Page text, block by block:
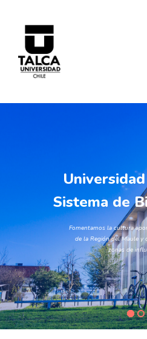
Sistema de
Fomentamos la cultura
de la Región del Maule y
zonas de